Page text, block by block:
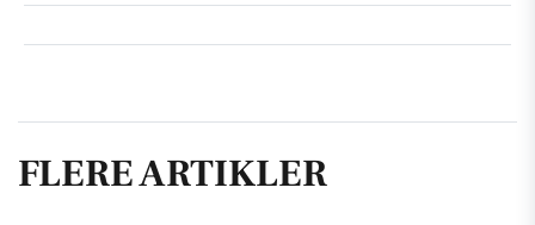
FLERE ARTIKLER